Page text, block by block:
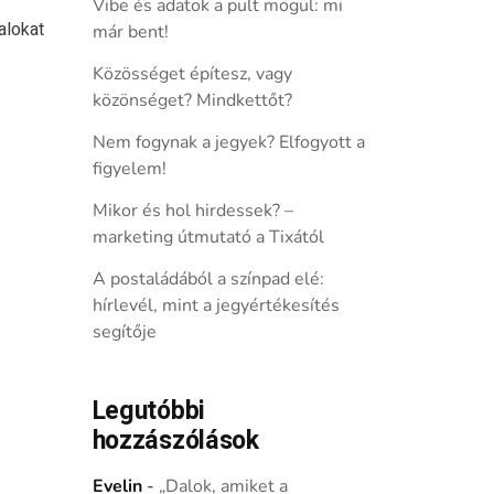
Vibe és adatok a pult mögül: mi
már bent!
Közösséget építesz, vagy
közönséget? Mindkettőt?
Nem fogynak a jegyek? Elfogyott a
figyelem!
Mikor és hol hirdessek? –
marketing útmutató a Tixától
A postaládából a színpad elé:
hírlevél, mint a jegyértékesítés
segítője
Legutóbbi
hozzászólások
Evelin- „Dalok, amiket a